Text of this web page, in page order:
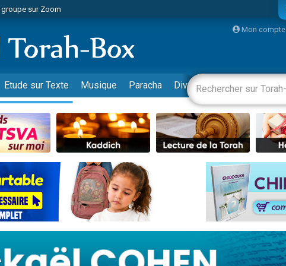
sur Zoom
sur WhatsApp
sur WhatsApp
pour Reloger Rivka, 6 enfants, victime de violences...
pour 1 Journée de Vacances Pour les Enfants
bénédiction
sur WhatsApp
sur Zoom
sur WhatsApp
sur WhatsApp
sur WhatsApp
Mon compte
Etude sur Texte Musique Paracha Divertissements Livres